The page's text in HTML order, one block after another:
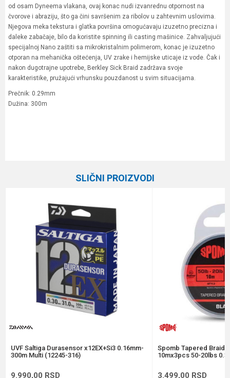
od osam Dyneema vlakana, ovaj konac nudi izvanrednu otpornost na
čvorove i abraziju, što ga čini savršenim za ribolov u zahtevnim uslovima.
Njegova meka tekstura i glatka površina omogućavaju izuzetno precizna i
daleke zabačaje, bilo da koristite spinning ili casting mašinice. Zahvaljujući
specijalnoj Nano zaštiti sa mikrokristalnim polimerom, konac je izuzetno
otporan na mehanička oštećenja, UV zrake i hemijske uticaje iz vode. Čak i
nakon dugotrajne upotrebe, Berkley Sick Braid zadržava svoje
karakteristike, pružajući vrhunsku pouzdanost u svim situacijama.
Prečnik: 0.29mm
Dužina: 300m
300 m
Nosivost 26.4 kg
Prečnik 0.29 mm
Anti-spam zaštita - izračunajte koliko je 6 - 1 :
POŠALJI
SLIČNI PROIZVODI
UVF Saltiga Durasensor x12EX+Si3 0.16mm-
300m Multi (12245-316)
9.990,00 RSD
Spomb Tapered
10mx3pcs 50-20lbs
3.499,00 RSD